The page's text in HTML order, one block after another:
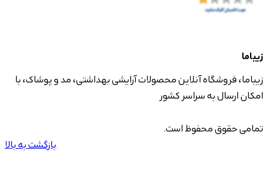
زیباما
زیباما، فروشگاه آنلاین محصولات آرایشی بهداشتی، مد و پوشاک، با
امکان ارسال به سراسر کشور
تمامی حقوق محفوظ است.
بازگشت به بالا